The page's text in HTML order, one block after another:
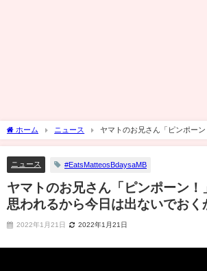
ホーム ニュース
ヤマトのお兄さん「ピンポーン
から今日は出ないでおくか…」
ニュース #EatsMatteosBdaysaMB
ヤマトのお兄さん「ピンポーン！
思われるから今日は出ないでおく
2022年1月21日 2022年1月21日